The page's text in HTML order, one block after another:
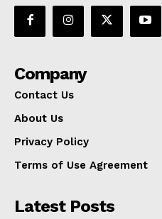
Company
Contact Us
About Us
Privacy Policy
Terms of Use Agreement
Latest Posts